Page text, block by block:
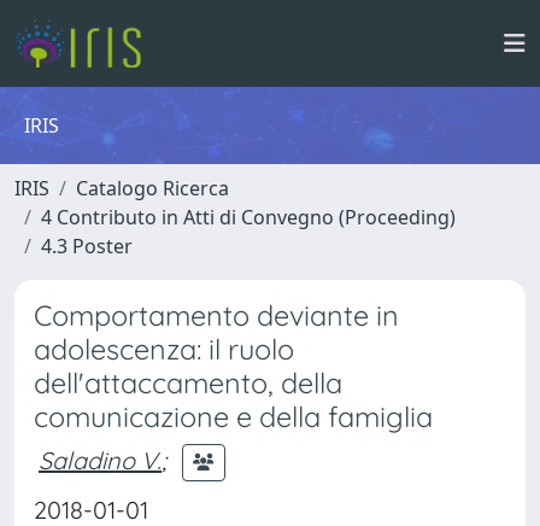
IRIS
IRIS
Catalogo Ricerca
4 Contributo in Atti di Convegno (Proceeding)
4.3 Poster
Comportamento deviante in
adolescenza: il ruolo
dell'attaccamento, della
comunicazione e della famiglia
Saladino V.;
2018-01-01